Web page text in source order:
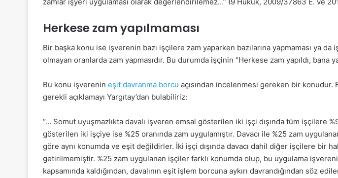
Herkese zam yapılmaması
Bir başka konu ise işverenin bazı işçilere zam yaparken bazılarına yapmaması ya da
olmayan oranlarda zam yapmasıdır. Bu durumda işçinin “Herkese zam yapıldı, bana
Bu konu işverenin eşit davranma borcu açısından incelenmesi gereken bir konudur.
gerekli açıklamayı Yargıtay’dan bulabiliriz:
“… Somut uyuşmazlıkta davalı işveren emsal gösterilen iki işçi dışında tüm işçilere
gösterilen iki işçiye ise %25 oranında zam uygulamıştır. Davacı ile %25 zam
göre aynı konumda ve eşit değildirler. İki işçi dışında davacı dahil diğer işçilere bir hak
getirilmemiştir. %25 zam uygulanan işçiler farklı konumda olup, bu uygulama
kapsamında kaldığından, davalının eşit işlem borcuna aykırı davrandığından söz